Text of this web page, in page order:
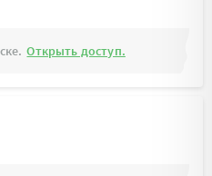
Открыть доступ.